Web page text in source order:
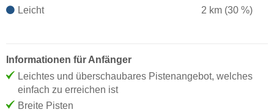
Leicht 2 km (30 %)
Informationen für Anfänger
Leichtes und überschaubares Pistenangebot, welches
einfach zu erreichen ist
Breite Pisten